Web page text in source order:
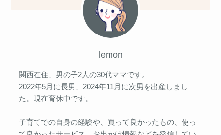
lemon
関西在住、男の子2人の30代ママです。
2022年5月に長男、2024年11月に次男を出産しまし
た。現在育休中です。
子育てでの自身の経験や、買って良かったもの、使っ